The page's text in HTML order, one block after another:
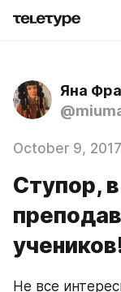
Яна
October 9, 2017
Ступор,
Не все